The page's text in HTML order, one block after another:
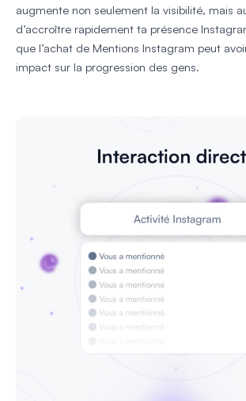
augmente non seulement la visibilité, mais
d’accroître rapidement ta présence
que l’achat de Mentions Instagram peut
impact sur la progression des gens.